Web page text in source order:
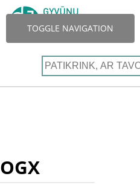
TOGGLE NAVIGATION
OGX